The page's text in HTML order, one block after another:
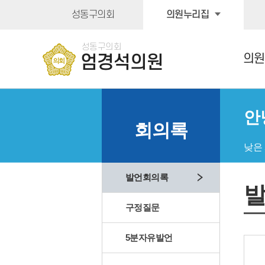
성동구의회 의원누리집
성동구의회
엄경석의원 의
회의록
발언회의록
구정질문
5분자유발언
안
낮은